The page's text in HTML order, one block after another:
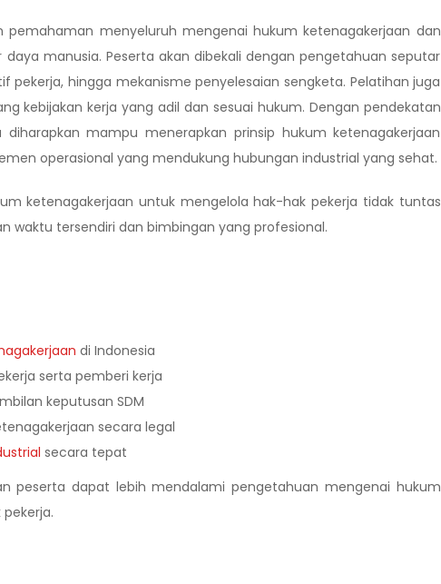
pemahaman menyeluruh mengenai hukum ketenagakerjaan dan
manusia. Peserta akan dibekali dengan pengetahuan seputar
pekerja, hingga mekanisme penyelesaian sengketa. Pelatihan juga
kebijakan kerja yang adil dan sesuai hukum. Dengan pendekatan
mampu menerapkan prinsip hukum ketenagakerjaan
operasional yang mendukung hubungan industrial yang sehat.
ketenagakerjaan untuk mengelola hak-hak pekerja tidak tuntas
waktu tersendiri dan bimbingan yang profesional.
di Indonesia
serta pemberi kerja
keputusan SDM
secara legal
secara tepat
peserta dapat lebih mendalami pengetahuan mengenai hukum